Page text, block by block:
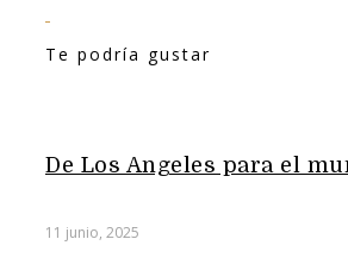
Te podría gustar
De Los Angeles para el
11 junio, 2025